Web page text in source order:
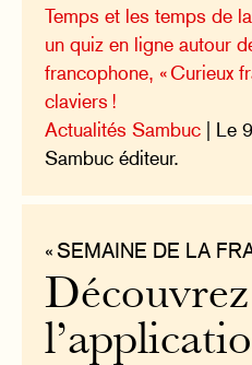
Temps et les temps de
un quiz en ligne autour
francophone, « Curieux
claviers !
Actualités Sambuc | Le
Sambuc éditeur.
« SEMAINE DE LA
Découvrez